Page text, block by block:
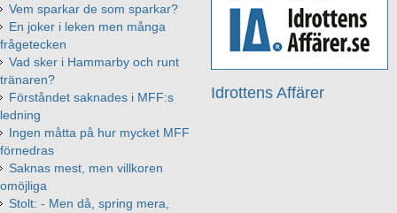
Idrottens Affärer
Vem sparkar de som sparkar?
En joker i leken men många
frågetecken
Vad sker i Hammarby och runt
tränaren?
Förståndet saknades i MFF:s
ledning
Ingen måtta på hur mycket MFF
förnedras
Saknas mest, men villkoren
omöjliga
Stolt: - Men då, spring mera,